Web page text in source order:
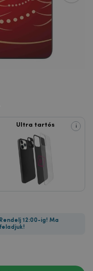
Ultra tartós i
Rendelj 12:00-ig! Ma
feladjuk!